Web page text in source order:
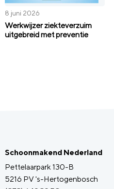
8 juni 2026
Werkwijzer ziekteverzuim
uitgebreid met preventie
Schoonmakend Nederland
Pettelaarpark 130-B
5216 PV 's-Hertogenbosch